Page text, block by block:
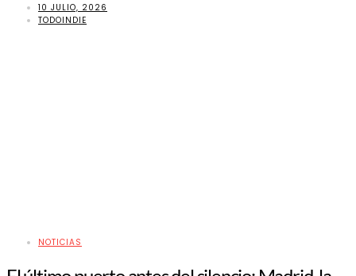
10 JULIO, 2026
TODOINDIE
NOTICIAS